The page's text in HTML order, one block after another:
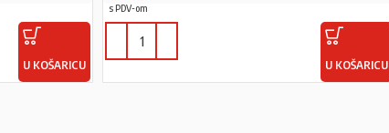
U KOŠARICU
s PDV-om
U KOŠARICU